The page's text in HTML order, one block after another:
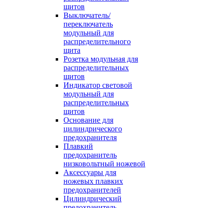
щитов
Выключатель/
переключатель
модульный для
распределительного
щита
Розетка модульная для
распределительных
щитов
Индикатор световой
модульный для
распределительных
щитов
Основание для
цилиндрического
предохранителя
Плавкий
предохранитель
низковольтный ножевой
Аксессуары для
ножевых плавких
предохранителей
Цилиндрический